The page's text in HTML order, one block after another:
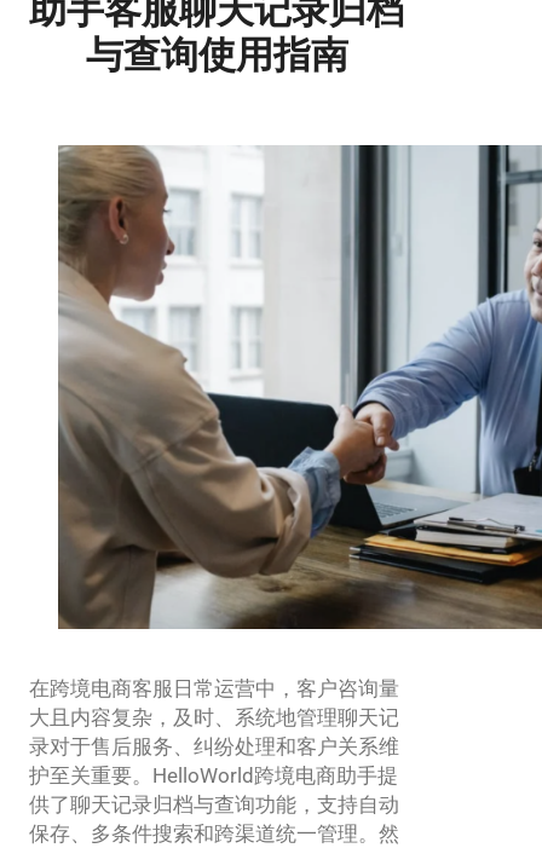
助手客服聊天记录归档
与查询使用指南
在跨境电商客服日常运营中，客户咨询量
大且内容复杂，及时、系统地管理聊天记
录对于售后服务、纠纷处理和客户关系维
护至关重要。HelloWorld跨境电商助手提
供了聊天记录归档与查询功能，支持自动
保存、多条件搜索和跨渠道统一管理。然